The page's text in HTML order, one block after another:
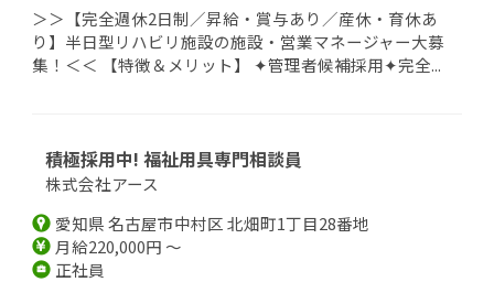
＞＞【完全週休2日制／昇給・賞与あり／産休・育休あ
り】半日型リハビリ施設の施設・営業マネージャー大募
集！＜＜ 【特徴＆メリット】 ✦管理者候補採用✦完全...
積極採用中! 福祉用具専門相談員
株式会社アース
愛知県 名古屋市中村区 北畑町1丁目28番地
月給220,000円 ～
正社員